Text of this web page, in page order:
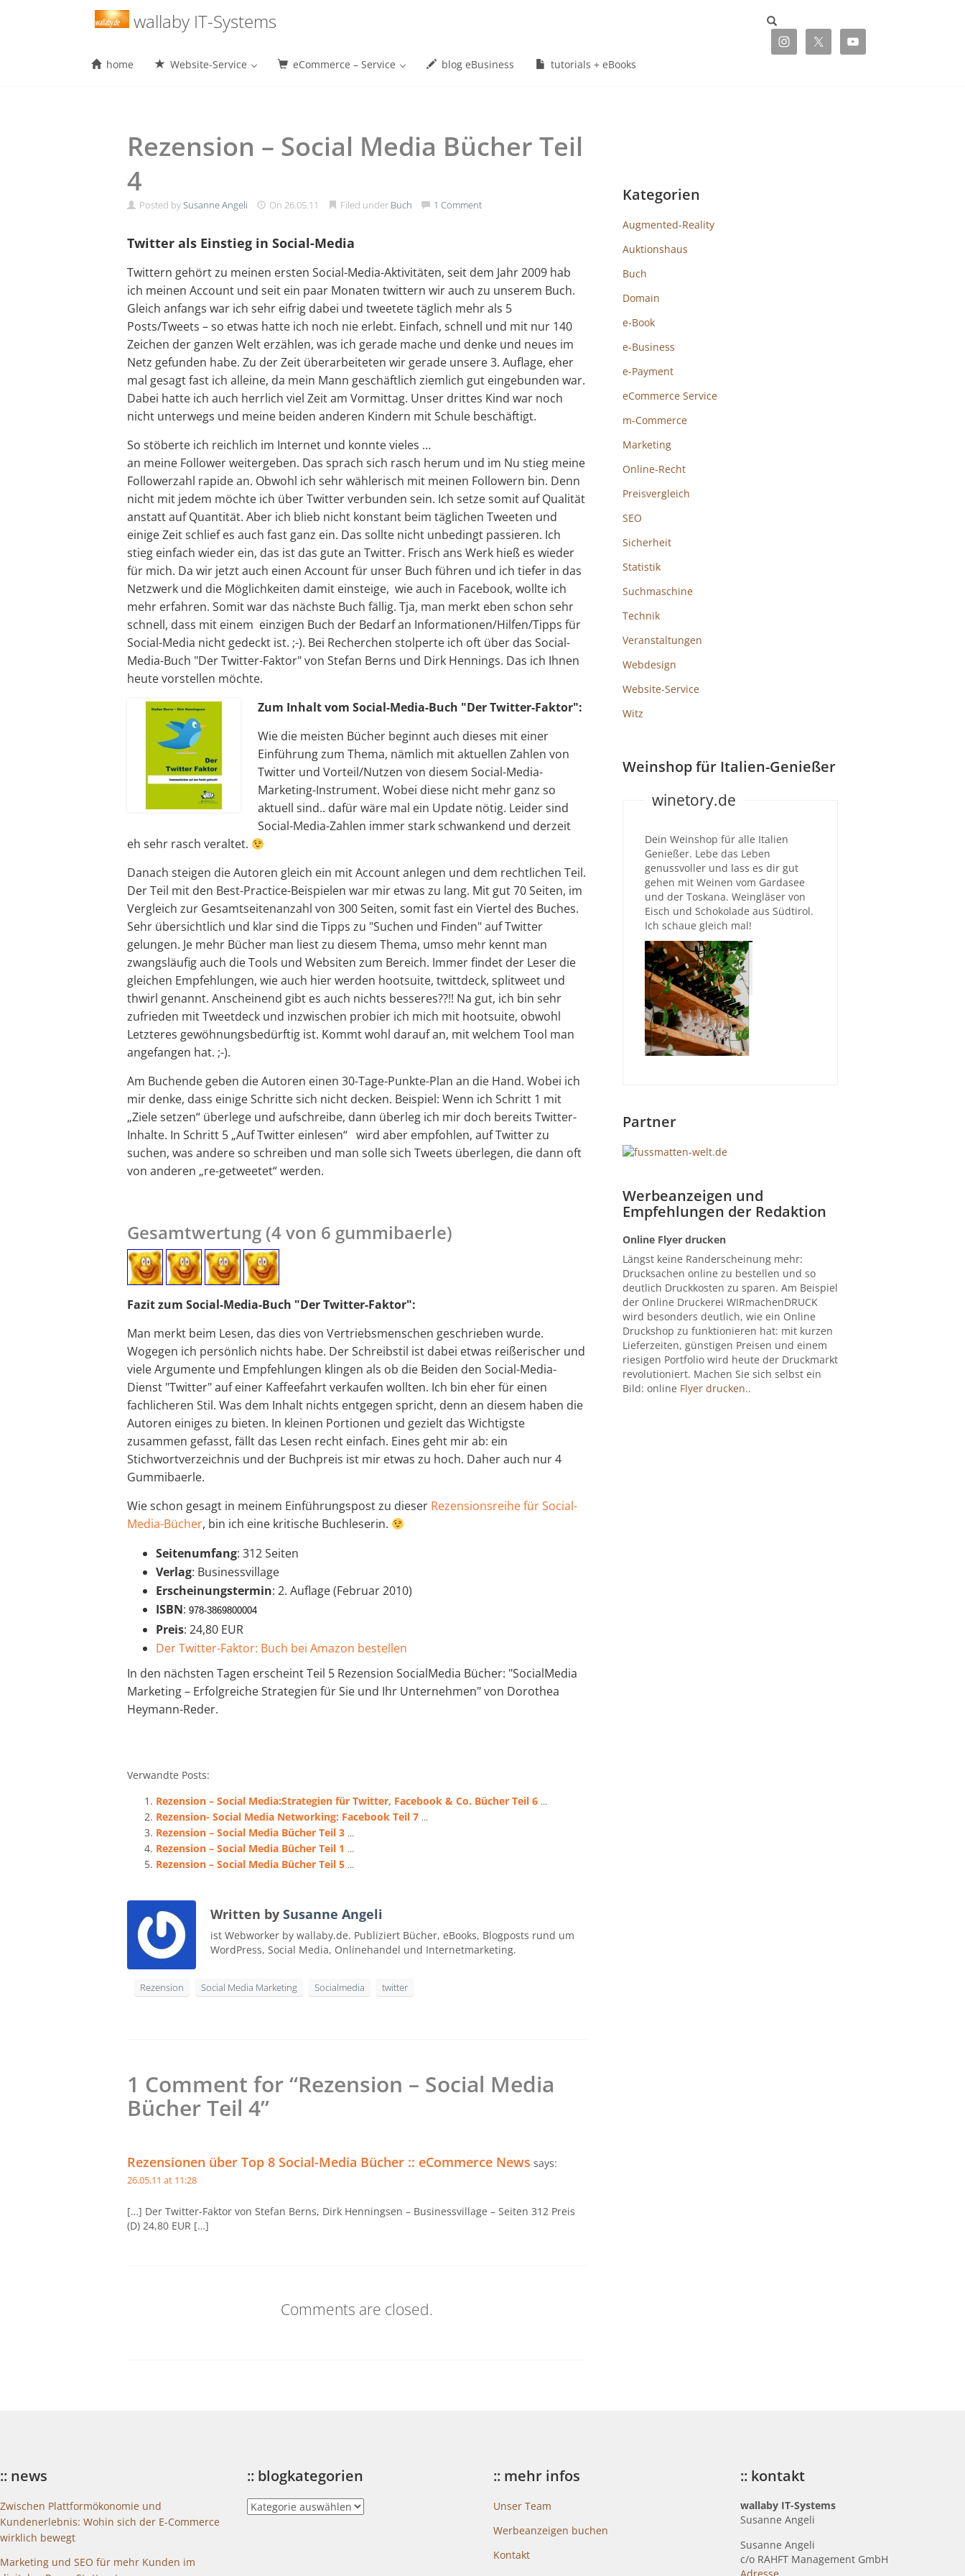
wallaby IT-Systems
Menu
home Website-Service eCommerce – Service blog eBusiness tutorials + eBooks
Rezension – Social Media Bücher Teil
4
Posted bySusanne Angeli On 26.05.11 Filed under Buch 1 Comment
Twitter als Einstieg in Social-Media
Twittern gehört zu meinen ersten Social-Media-Aktivitäten, seit dem Jahr 2009 hab
ich meinen Account und seit ein paar Monaten twittern wir auch zu unserem Buch.
Gleich anfangs war ich sehr eifrig dabei und tweetete täglich mehr als 5
Posts/Tweets – so etwas hatte ich noch nie erlebt. Einfach, schnell und mit nur 140
Zeichen der ganzen Welt erzählen, was ich gerade mache und denke und neues im
Netz gefunden habe. Zu der Zeit überarbeiteten wir gerade unsere 3. Auflage, eher
mal gesagt fast ich alleine, da mein Mann geschäftlich ziemlich gut eingebunden war.
Dabei hatte ich auch herrlich viel Zeit am Vormittag. Unser drittes Kind war noch
nicht unterwegs und meine beiden anderen Kindern mit Schule beschäftigt.
So stöberte ich reichlich im Internet und konnte vieles …
an meine Follower weitergeben. Das sprach sich rasch herum und im Nu stieg meine
Followerzahl rapide an. Obwohl ich sehr wählerisch mit meinen Followern bin. Denn
nicht mit jedem möchte ich über Twitter verbunden sein. Ich setze somit auf Qualität
anstatt auf Quantität. Aber ich blieb nicht konstant beim täglichen Tweeten und
einige Zeit schlief es auch fast ganz ein. Das sollte nicht unbedingt passieren. Ich
stieg einfach wieder ein, das ist das gute an Twitter. Frisch ans Werk hieß es wieder
für mich. Da wir jetzt auch einen Account für unser Buch führen und ich tiefer in das
Netzwerk und die Möglichkeiten damit einsteige, wie auch in Facebook, wollte ich
mehr erfahren. Somit war das nächste Buch fällig. Tja, man merkt eben schon sehr
schnell, dass mit einem einzigen Buch der Bedarf an Informationen/Hilfen/Tipps für
Social-Media nicht gedeckt ist. ;-). Bei Recherchen stolperte ich oft über das Social-
Media-Buch "Der Twitter-Faktor" von Stefan Berns und Dirk Hennings. Das ich Ihnen
heute vorstellen möchte.
Zum Inhalt vom Social-Media-Buch "Der Twitter-Faktor":
Wie die meisten Bücher beginnt auch dieses mit einer
Einführung zum Thema, nämlich mit aktuellen Zahlen von
Twitter und Vorteil/Nutzen von diesem Social-Media-
Marketing-Instrument. Wobei diese nicht mehr ganz so
aktuell sind.. dafür wäre mal ein Update nötig. Leider sind
Social-Media-Zahlen immer stark schwankend und derzeit
eh sehr rasch veraltet.
Danach steigen die Autoren gleich ein mit Account anlegen und dem rechtlichen Teil.
Der Teil mit den Best-Practice-Beispielen war mir etwas zu lang. Mit gut 70 Seiten, im
Vergleich zur Gesamtseitenanzahl von 300 Seiten, somit fast ein Viertel des Buches.
Sehr übersichtlich und klar sind die Tipps zu "Suchen und Finden" auf Twitter
gelungen. Je mehr Bücher man liest zu diesem Thema, umso mehr kennt man
zwangsläufig auch die Tools und Websiten zum Bereich. Immer findet der Leser die
gleichen Empfehlungen, wie auch hier werden hootsuite, twittdeck, splitweet und
thwirl genannt. Anscheinend gibt es auch nichts besseres??!! Na gut, ich bin sehr
zufrieden mit Tweetdeck und inzwischen probier ich mich mit hootsuite, obwohl
Letzteres gewöhnungsbedürftig ist. Kommt wohl darauf an, mit welchem Tool man
angefangen hat. ;-).
Am Buchende geben die Autoren einen 30-Tage-Punkte-Plan an die Hand. Wobei ich
mir denke, dass einige Schritte sich nicht decken. Beispiel: Wenn ich Schritt 1 mit
„Ziele setzen“ überlege und aufschreibe, dann überleg ich mir doch bereits Twitter-
Inhalte. In Schritt 5 „Auf Twitter einlesen“ wird aber empfohlen, auf Twitter zu
suchen, was andere so schreiben und man solle sich Tweets überlegen, die dann oft
von anderen „re-getweetet“ werden.
Gesamtwertung (4 von 6 gummibaerle)
Fazit zum Social-Media-Buch "Der Twitter-Faktor":
Man merkt beim Lesen, das dies von Vertriebsmenschen geschrieben wurde.
Wogegen ich persönlich nichts habe. Der Schreibstil ist dabei etwas reißerischer und
viele Argumente und Empfehlungen klingen als ob die Beiden den Social-Media-
Dienst "Twitter" auf einer Kaffeefahrt verkaufen wollten. Ich bin eher für einen
fachlicheren Stil. Was dem Inhalt nichts entgegen spricht, denn an diesem haben die
Autoren einiges zu bieten. In kleinen Portionen und gezielt das Wichtigste
zusammen gefasst, fällt das Lesen recht einfach. Eines geht mir ab: ein
Stichwortverzeichnis und der Buchpreis ist mir etwas zu hoch. Daher auch nur 4
Gummibaerle.
Wie schon gesagt in meinem Einführungspost zu dieser Rezensionsreihe für Social-
Media-Bücher, bin ich eine kritische Buchleserin.
Seitenumfang: 312 Seiten
Verlag: Businessvillage
Erscheinungstermin: 2. Auflage (Februar 2010)
ISBN: 978-3869800004
Preis: 24,80 EUR
Der Twitter-Faktor: Buch bei Amazon bestellen
In den nächsten Tagen erscheint Teil 5 Rezension SocialMedia Bücher: "SocialMedia
Marketing – Erfolgreiche Strategien für Sie und Ihr Unternehmen" von Dorothea
Heymann-Reder.
Verwandte Posts:
Rezension – Social Media:Strategien für Twitter, Facebook & Co. Bücher Teil 6 ...
Rezension- Social Media Networking: Facebook Teil 7 ...
Rezension – Social Media Bücher Teil 3 ...
Rezension – Social Media Bücher Teil 1 ...
Rezension – Social Media Bücher Teil 5 ...
Written by Susanne Angeli
ist Webworker by wallaby.de. Publiziert Bücher, eBooks, Blogposts rund um
WordPress, Social Media, Onlinehandel und Internetmarketing.
Rezension Social Media Marketing Socialmedia twitter
1 Comment for “Rezension – Social Media
Bücher Teil 4”
Rezensionen über Top 8 Social-Media Bücher :: eCommerce News says:
26.05.11 at 11:28
[…] Der Twitter-Faktor von Stefan Berns, Dirk Henningsen – Businessvillage – Seiten 312 Preis
(D) 24,80 EUR […]
Comments are closed.
Kategorien
Augmented-Reality
Auktionshaus
Buch
Domain
e-Book
e-Business
e-Payment
eCommerce Service
m-Commerce
Marketing
Online-Recht
Preisvergleich
SEO
Sicherheit
Statistik
Suchmaschine
Technik
Veranstaltungen
Webdesign
Website-Service
Witz
Weinshop für Italien-Genießer
winetory.de
Dein Weinshop für alle Italien
Genießer. Lebe das Leben
genussvoller und lass es dir gut
gehen mit Weinen vom Gardasee
und der Toskana. Weingläser von
Eisch und Schokolade aus Südtirol.
Ich schaue gleich mal!
Partner
Werbeanzeigen und
Empfehlungen der Redaktion
Online Flyer drucken
Längst keine Randerscheinung mehr:
Drucksachen online zu bestellen und so
deutlich Druckkosten zu sparen. Am Beispiel
der Online Druckerei WIRmachenDRUCK
wird besonders deutlich, wie ein Online
Druckshop zu funktionieren hat: mit kurzen
Lieferzeiten, günstigen Preisen und einem
riesigen Portfolio wird heute der Druckmarkt
revolutioniert. Machen Sie sich selbst ein
Bild: online Flyer drucken..
:: news
Zwischen Plattformökonomie und
Kundenerlebnis: Wohin sich der E-Commerce
wirklich bewegt
Marketing und SEO für mehr Kunden im
:: blogkategorien
::
blogkategorien
:: mehr infos
Unser Team
Werbeanzeigen buchen
Kontakt
:: kontakt
wallaby IT-Systems
Susanne Angeli
Susanne Angeli
c/o RAHFT Management GmbH